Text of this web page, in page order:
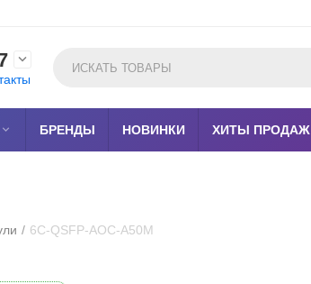

 БРЕНДЫ НОВИНКИ ХИТЫ ПРОДАЖ
/ 6C-QSFP-AOC-A50M